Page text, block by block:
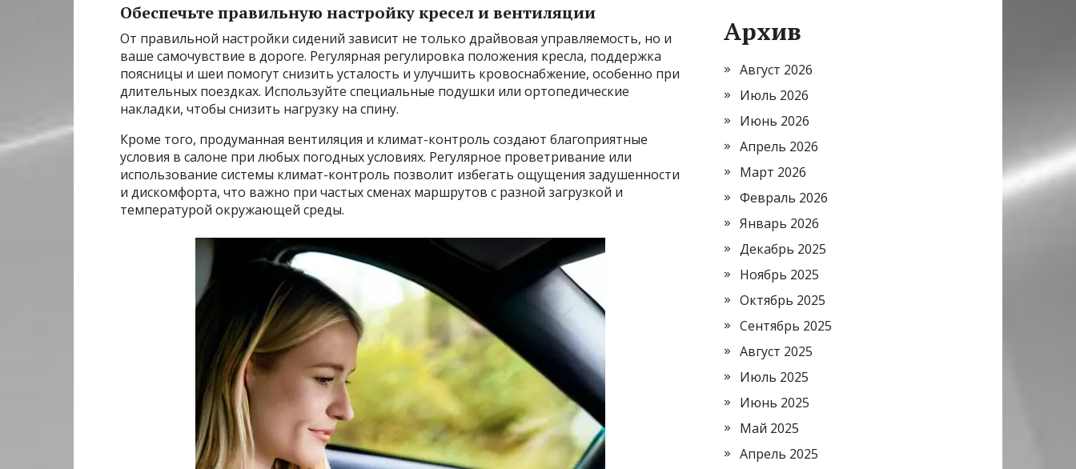
Обеспечьте правильную настройку кресел и вентиляции
От правильной настройки сидений зависит не только драйвовая управляемость, но и
ваше самочувствие в дороге. Регулярная регулировка положения кресла, поддержка
поясницы и шеи помогут снизить усталость и улучшить кровоснабжение, особенно при
длительных поездках. Используйте специальные подушки или ортопедические
накладки, чтобы снизить нагрузку на спину.
Кроме того, продуманная вентиляция и климат-контроль создают благоприятные
условия в салоне при любых погодных условиях. Регулярное проветривание или
использование системы климат-контроль позволит избегать ощущения задушенности
и дискомфорта, что важно при частых сменах маршрутов с разной загрузкой и
температурой окружающей среды.
Архив
Август 2026
Июль 2026
Июнь 2026
Апрель 2026
Март 2026
Февраль 2026
Январь 2026
Декабрь 2025
Ноябрь 2025
Октябрь 2025
Сентябрь 2025
Август 2025
Июль 2025
Июнь 2025
Май 2025
Апрель 2025